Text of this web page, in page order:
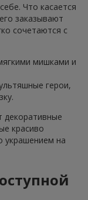
Что касается
заказывают
сочетаются с
мишками и
герои,
декоративные
красиво
украшением на